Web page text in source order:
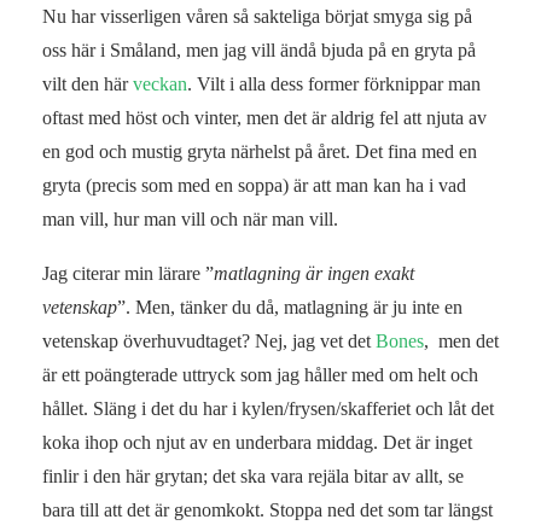
Nu har visserligen våren så sakteliga börjat smyga sig på
oss här i Småland, men jag vill ändå bjuda på en gryta på
vilt den härveckan. Vilt i alla dess former förknippar man
oftast med höst och vinter, men det är aldrig fel att njuta av
en god och mustig gryta närhelst på året. Det fina med en
gryta (precis som med en soppa) är att man kan ha i vad
man vill, hur man vill och när man vill.
Jag citerar min lärare ”matlagning är ingen exakt
vetenskap”. Men, tänker du då, matlagning är ju inte en
vetenskap överhuvudtaget? Nej, jag vet det Bones, men det
är ett poängterade uttryck som jag håller med om helt och
hållet. Släng i det du har i kylen/frysen/skafferiet och låt det
koka ihop och njut av en underbara middag. Det är inget
finlir i den här grytan; det ska vara rejäla bitar av allt, se
bara till att det är genomkokt. Stoppa ned det som tar längst